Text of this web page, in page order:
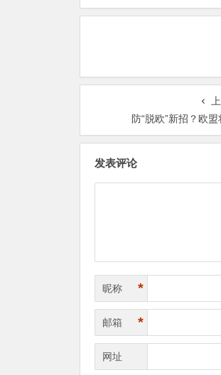
防“脱欧”新招？欧
发表评论
昵称 *
邮箱 *
网址